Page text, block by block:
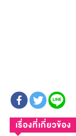
เรื่องที่เกี่ยวข้อง